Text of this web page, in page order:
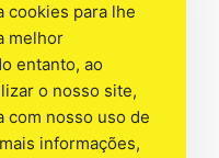
cookies para lhe
melhor
entanto, ao
o nosso site,
com nosso uso de
informações,